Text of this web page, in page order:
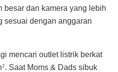
besar dan kamera yang lebih
sesuai dengan anggaran
mencari outlet listrik berkat
7. Saat Moms & Dads sibuk